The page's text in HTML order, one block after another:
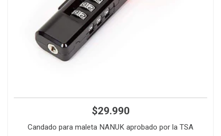
$29.990
Candado para maleta NANUK aprobado por la TSA